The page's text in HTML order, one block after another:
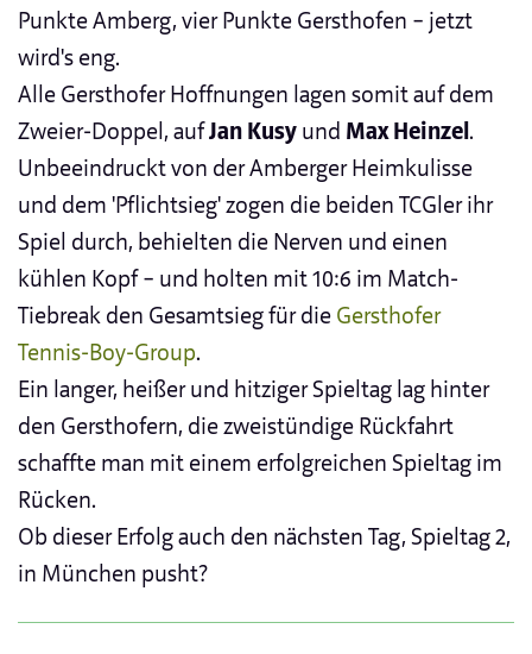
Punkte Amberg, vier Punkte Gersthofen – jetzt
wird's eng.
Alle Gersthofer Hoffnungen lagen somit auf dem
Zweier-Doppel, aufJan Kusy und Max Heinzel.
Unbeeindruckt von der Amberger Heimkulisse
und dem 'Pflichtsieg' zogen die beiden TCGler ihr
Spiel durch, behielten die Nerven und einen
kühlen Kopf – und holten mit 10:6 im Match-
Tiebreak den Gesamtsieg für die Gersthofer
Tennis-Boy-Group.
Ein langer, heißer und hitziger Spieltag lag hinter
den Gersthofern, die zweistündige Rückfahrt
schaffte man mit einem erfolgreichen Spieltag im
Rücken.
Ob dieser Erfolg auch den nächsten Tag, Spieltag 2,
in München pusht?